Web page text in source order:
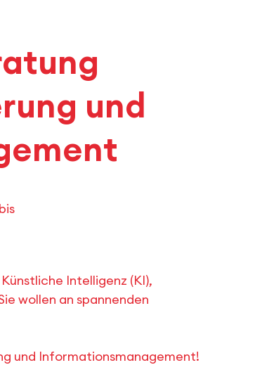
und
bis
Intelligenz (KI),
wollen an spannenden
und Informationsmanagement!